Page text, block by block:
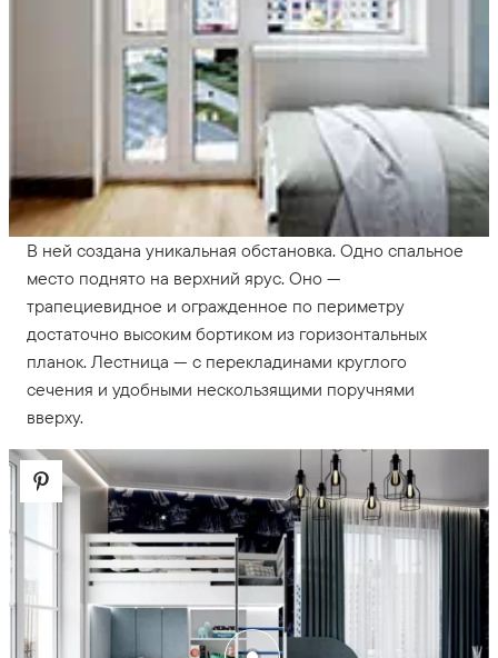
В ней создана уникальная обстановка. Одно спальное
место поднято на верхний ярус. Оно —
трапециевидное и огражденное по периметру
достаточно высоким бортиком из горизонтальных
планок. Лестница — с перекладинами круглого
сечения и удобными нескользящими поручнями
вверху.